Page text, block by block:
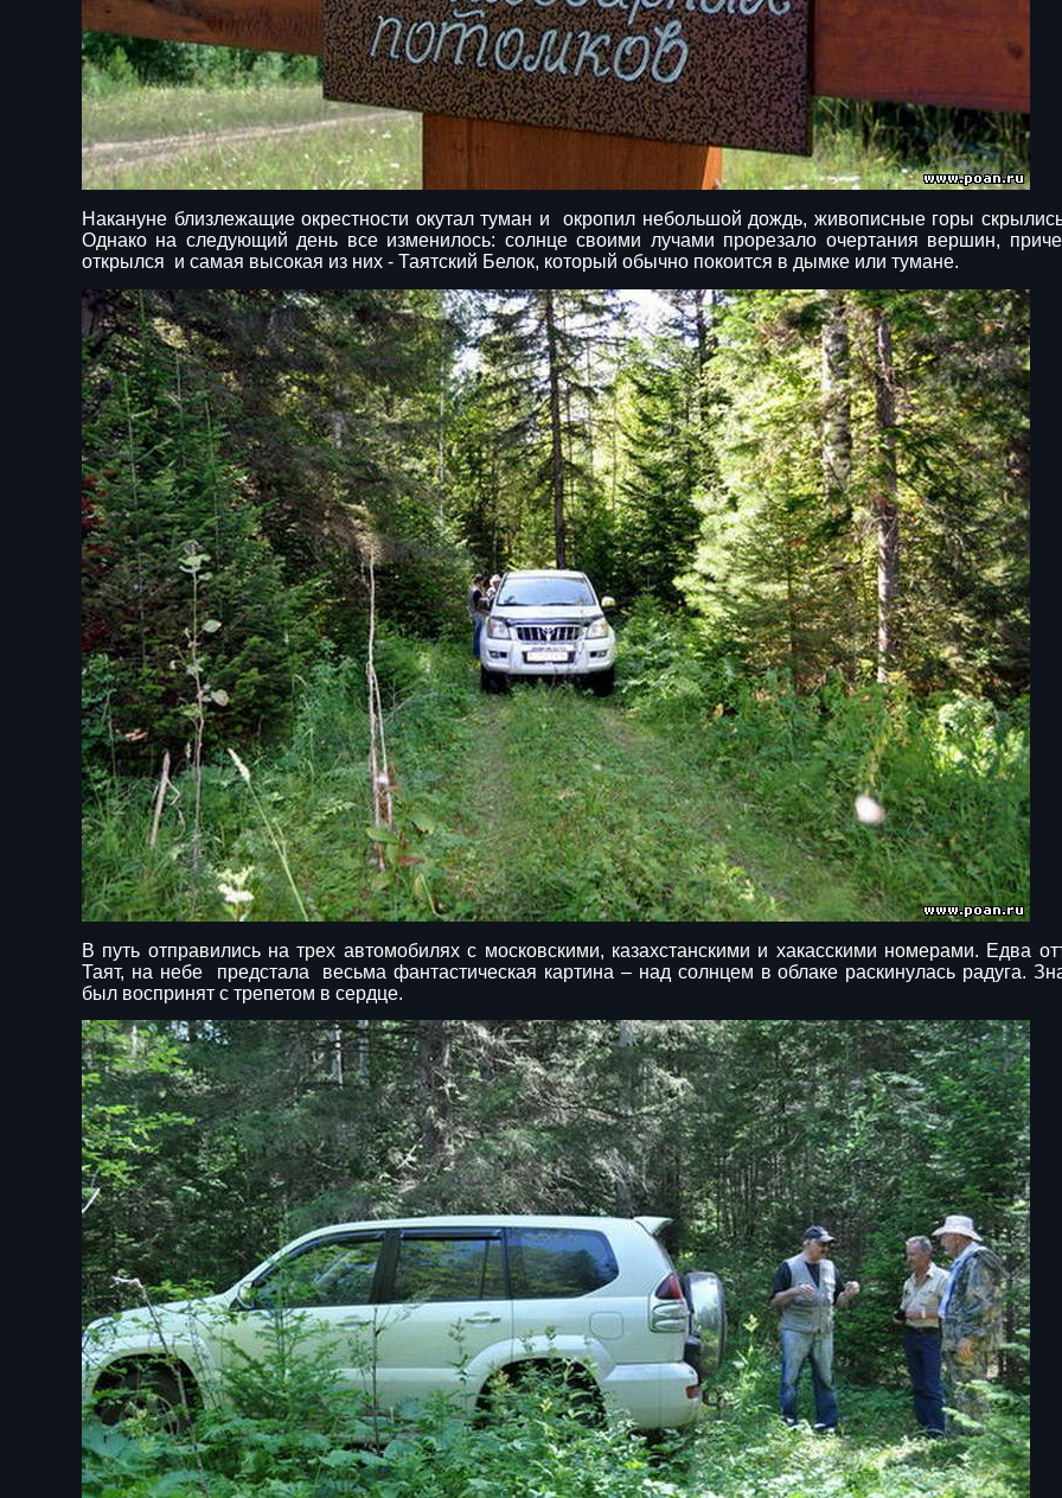
Накануне близлежащие окрестности окутал туман и окропил небольшой дождь, живописные горы скрылись
Однако на следующий день все изменилось: солнце своими лучами прорезало очертания вершин,
открылся и самая высокая из них - Таятский Белок, который обычно покоится в дымке или тумане.
В путь отправились на трех автомобилях с московскими, казахстанскими и хакасскими номерами. Едва
Таят, на небе предстала весьма фантастическая картина – над солнцем в облаке раскинулась радуга.
был воспринят с трепетом в сердце.